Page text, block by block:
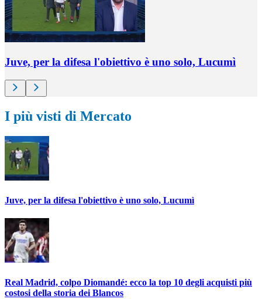
Juve, per la difesa l'obiettivo è uno solo, Lucumì
I più visti di Mercato
Juve, per la difesa l'obiettivo è uno solo, Lucumì
Real Madrid, colpo Diomandé: ecco la top 10 degli acquisti più
costosi della storia dei Blancos